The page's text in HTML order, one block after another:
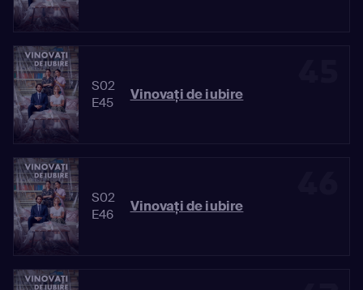
S02
E45
Vinovaţi de iubire
S02
E46
Vinovaţi de iubire